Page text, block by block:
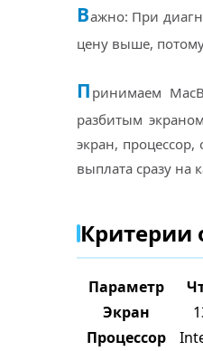
Важно: При
цену выше,
П ринимаем
разбитым
экран,
выплата сразу на
Критерии
Параметр
Экран
Процессор